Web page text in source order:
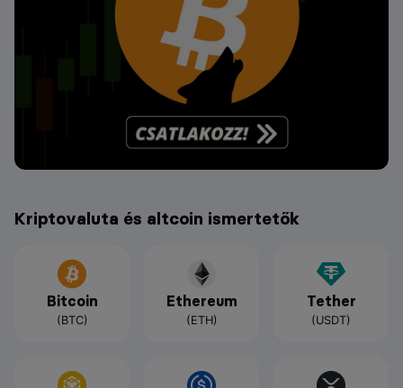
Kriptovaluta és altcoin ismertetők
Bitcoin
(BTC)
Ethereum
(ETH)
Tether
(USDT)